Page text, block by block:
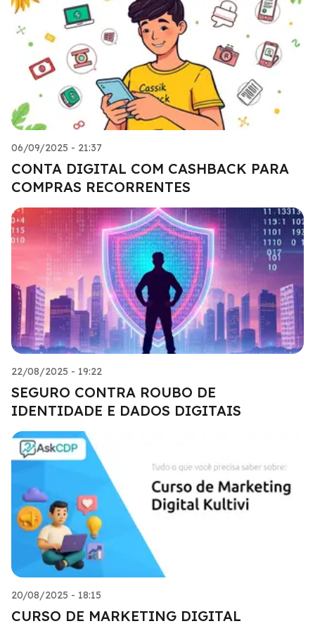
06/09/2025 - 21:37
CONTA DIGITAL COM CASHBACK PARA
COMPRAS RECORRENTES
22/08/2025 - 19:22
SEGURO CONTRA ROUBO DE
IDENTIDADE E DADOS DIGITAIS
20/08/2025 - 18:15
CURSO DE MARKETING DIGITAL